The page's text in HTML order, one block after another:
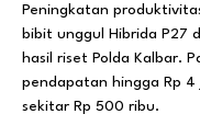
Peningkatan
bibit unggul Hibrida P27
hasil riset Polda Kalbar.
pendapatan hingga Rp
sekitar Rp 500 ribu.